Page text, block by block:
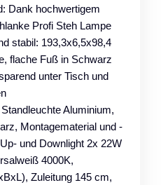
Dank hochwertigem
Profi Steh Lampe
stabil: 193,3x6,5x98,4
flache Fuß in Schwarz
unter Tisch und
Aluminium,
Montagematerial und -
und Downlight 2x 22W
4000K,
Zuleitung 145 cm,